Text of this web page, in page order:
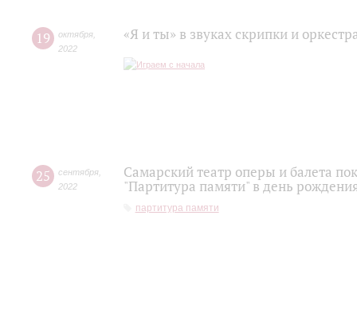
19 октября
2022
«Я и ты» в звуках скрипки и
25 сентября
2022
Самарский театр оперы и балета
"Партитура памяти" в день
партитура памяти